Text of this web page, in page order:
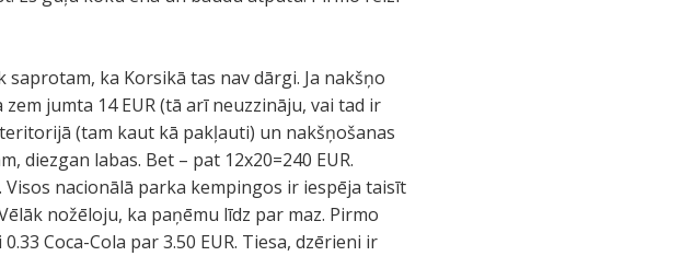
saprotam, ka Korsikā tas nav dārgi. Ja nakšņo
jumta 14 EUR (tā arī neuzzināju, vai tad ir
(tam kaut kā pakļauti) un nakšņošanas
diezgan labas. Bet – pat 12x20=240 EUR.
nacionālā parka kempingos ir iespēja taisīt
nožēloju, ka paņēmu līdz par maz. Pirmo
Coca-Cola par 3.50 EUR. Tiesa, dzērieni ir